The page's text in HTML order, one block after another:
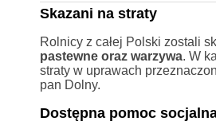
Skazani na straty
Rolnicy z całej Polski zostali
pastewne oraz warzywa. W
straty w uprawach
pan Dolny.
Dostępna pomoc